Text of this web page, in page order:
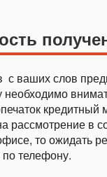
с ваших слов
необходимо
рассмотрение в
то ожидать
по телефону.